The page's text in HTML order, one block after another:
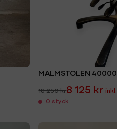
MALMSTOLEN 40000
18 250 kr8 125 kr
0 styck